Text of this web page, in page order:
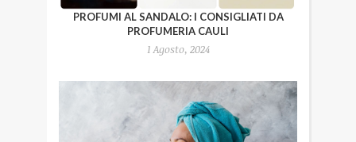
PROFUMI AL SANDALO: I CONSIGLIATI DA
PROFUMERIA CAULI
1 Agosto, 2024